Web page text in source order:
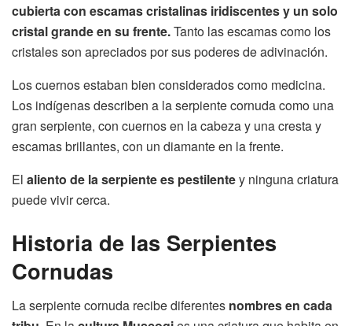
cubierta con escamas cristalinas iridiscentes y un solo
cristal grande en su frente.Tanto las escamas como los
cristales son apreciados por sus poderes de adivinación.
Los cuernos estaban bien considerados como medicina.
Los indígenas describen a la serpiente cornuda como una
gran serpiente, con cuernos en la cabeza y una cresta y
escamas brillantes, con un diamante en la frente.
El aliento de la serpiente es pestilentey ninguna criatura
puede vivir cerca.
Historia de las Serpientes
Cornudas
La serpiente cornuda recibe diferentes nombres en cada